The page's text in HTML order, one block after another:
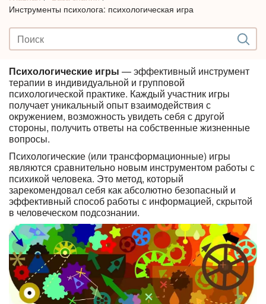
Инструменты психолога: психологическая игра
Психологические игры — эффективный инструмент
терапии в индивидуальной и групповой
психологической практике. Каждый участник игры
получает уникальный опыт взаимодействия с
окружением, возможность увидеть себя с другой
стороны, получить ответы на собственные жизненные
вопросы.
Психологические (или трансформационные) игры
являются сравнительно новым инструментом работы с
психикой человека. Это метод, который
зарекомендовал себя как абсолютно безопасный и
эффективный способ работы с информацией, скрытой
в человеческом подсознании.